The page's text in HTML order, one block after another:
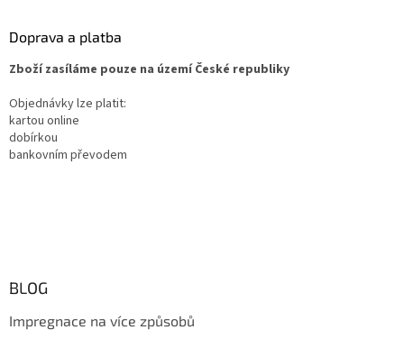
Doprava a platba
Zboží zasíláme pouze na území České republiky
Objednávky lze platit:
kartou online
dobírkou
bankovním převodem
BLOG
Impregnace na více způsobů